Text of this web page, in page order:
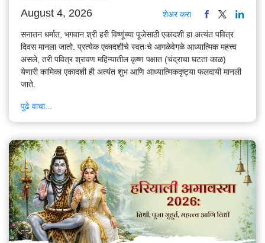
August 4, 2026 शेअर करा
सनातन धर्मात, भगवान श्री हरी विष्णूंच्या पूजेसाठी एकादशी हा अत्यंत पवित्र
दिवस मानला जातो. प्रत्येक एकादशीचे स्वतःचे आगळेवेगळे आध्यात्मिक महत्त्व
असले, तरी पवित्र श्रावण महिन्यातील कृष्ण पक्षात (चंद्राचा घटता काळ)
येणारी कामिका एकादशी ही अत्यंत शुभ आणि आध्यात्मिकदृष्ट्या फलदायी मानली
जाते.
पुढे वाचा...